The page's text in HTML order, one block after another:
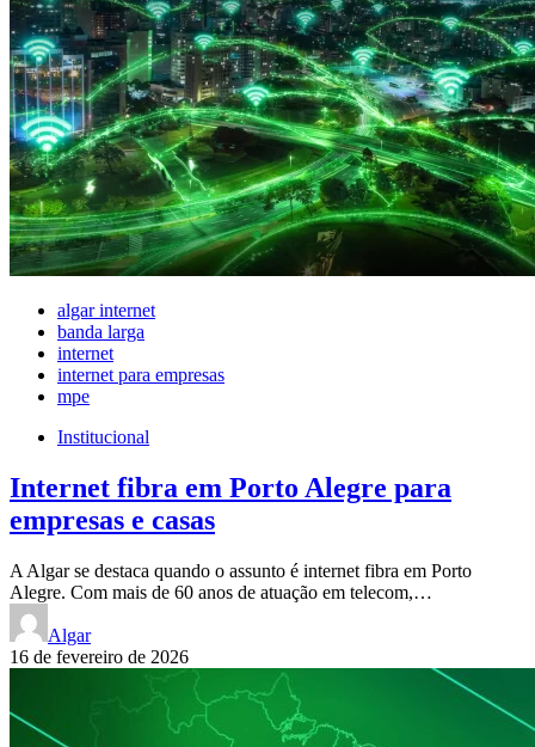
algar internet
banda larga
internet
internet para empresas
mpe
Institucional
Internet fibra em Porto Alegre para
empresas e casas
A Algar se destaca quando o assunto é internet fibra em Porto
Alegre. Com mais de 60 anos de atuação em telecom,…
Algar
16 de fevereiro de 2026